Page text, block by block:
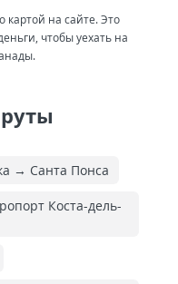
картой на сайте. Это
чтобы уехать на
→ Санта Понса
Коста-дель-